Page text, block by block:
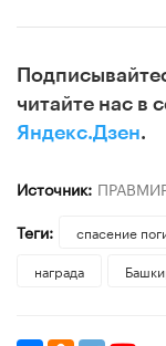
читайте нас в
Яндекс.Дзен.
Источник:
Теги:
спасение
награда